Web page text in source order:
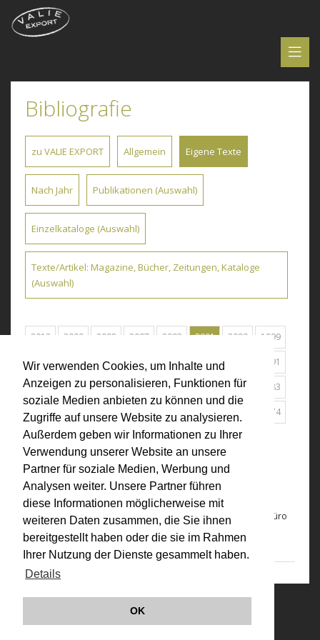
Wir verwenden Cookies, um Inhalte und
Anzeigen zu personalisieren, Funktionen für
soziale Medien anbieten zu können und die
Zugriffe auf unsere Website zu analysieren.
Außerdem geben wir Informationen zu Ihrer
Verwendung unserer Website an unsere
Partner für soziale Medien, Werbung und
Analysen weiter. Unsere Partner führen
diese Informationen möglicherweise mit
weiteren Daten zusammen, die Sie ihnen
bereitgestellt haben oder die sie im Rahmen
Ihrer Nutzung der Dienste gesammelt haben.
Details
OK
Bibliografie
zu VALIE EXPORT Allgemein Eigene Texte
Nach Jahr Publikationen (Auswahl)
Einzelkataloge (Auswahl)
Texte/Artikel: Magazine, Bücher, Zeitungen, Kataloge
(Auswahl)
2012 2009 2008 2007 2003 2001 2000 1999
1998 1997 1996 1995 1994 1993 1991
1990 1989 1988 1987 1986 1985 1984 1983
1981 1980 1978 1976 1974
1973 1972 1969 Alle
2001
Der Transparente Raum
Der Transparente Raum, in: Der Transparente Raum, Frauenbüro
Magistrat der Stadt Wien, 2001, S. 137 - 141